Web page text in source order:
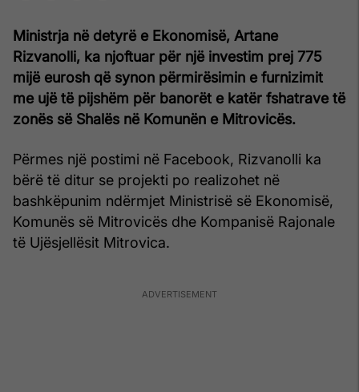
Ministrja në detyrë e Ekonomisë, Artane
Rizvanolli, ka njoftuar për një investim prej 775
mijë eurosh që synon përmirësimin e furnizimit
me ujë të pijshëm për banorët e katër fshatrave të
zonës së Shalës në Komunën e Mitrovicës.
Përmes një postimi në Facebook, Rizvanolli ka
bërë të ditur se projekti po realizohet në
bashkëpunim ndërmjet Ministrisë së Ekonomisë,
Komunës së Mitrovicës dhe Kompanisë Rajonale
të Ujësjellësit Mitrovica.